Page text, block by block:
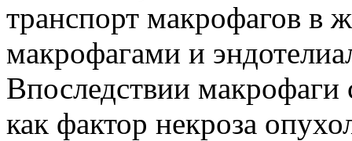
транспорт макрофагов в
макрофагами и
Впоследствии
как фактор некроза